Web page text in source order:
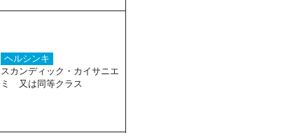
ヘルシンキ
スカンディック・カイサニエ
ミ 又は同等クラス